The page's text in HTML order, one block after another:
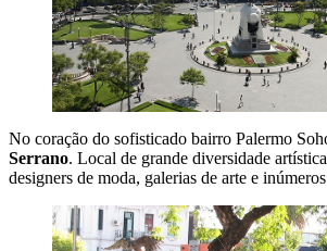
No coração do sofisticado bairro Palermo
Serrano. Local de grande diversidade
designers de moda, galerias de arte e